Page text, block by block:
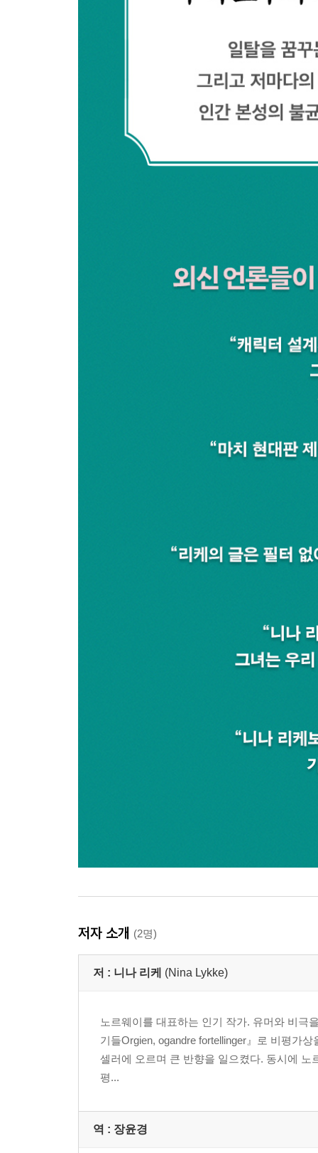
저자 소개 (2명)
저 : 니나 리케 (Nina Lykke)
노르웨이를 대표하는 인기 작가. 유머와 비극
기들Orgien, ogandre fortellinger』로 비평가
셀러에 오르며 큰 반향을 일으켰다. 동시에
평...
역 : 장윤경